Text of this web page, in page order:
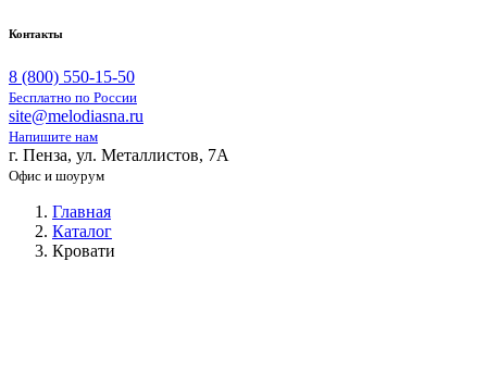
Контакты
8 (800) 550-15-50
Бесплатно по России
site@melodiasna.ru
Напишите нам
г. Пенза, ул. Металлистов, 7А
Офис и шоурум
Главная
Каталог
Кровати